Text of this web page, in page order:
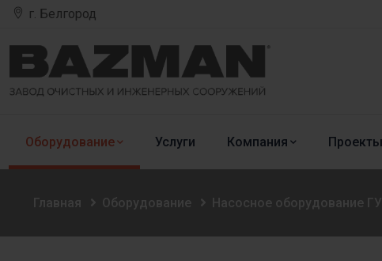
г. Белгород
Оборудование Услуги Компания Проекты
Главная Оборудование Насосное оборудование